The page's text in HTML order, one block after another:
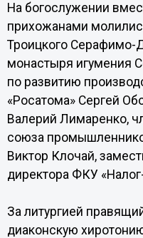
На богослужении
прихожанами
Троицкого Серафимо-
монастыря игумения
по развитию
«Росатома» Сергей
Валерий Лимаренко,
союза
Виктор Клочай,
директора ФКУ
За литургией
диаконскую